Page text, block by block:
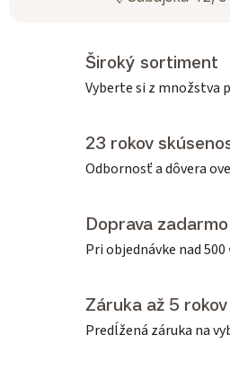
Široký sortiment
Vyberte si z množstva
23 rokov
Odbornosť a dôvera
Doprava zadarmo
Pri objednávke nad 500
Záruka až 5 rokov
Predĺžená záruka na